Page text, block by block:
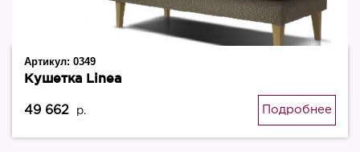
Артикул: 0349
Кушетка Linea
49 662 р. Подробнее